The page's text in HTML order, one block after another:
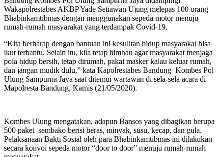
Wakapolrestabes AKBP Yade Setiawan Ujung melepas 100 orang
Bhabinkamtibmas dengan menggunakan sepeda motor menuju
rumah-rumah masyarakat yang terdampak Covid-19.
“Kita berharap dengan bantuan ini kesulitan hidup masyarakat bisa
ikut terbantu. Selain itu, kita tetap himbau agar masyarakat menjaga
pola hidup bersih, tetap dirumah, pakai masker kalau keluar rumah,
dan jangan mudik dulu,” kata Kapolrestabes Bandung Kombes Pol
Ulung Sampurna Jaya saat ditemui wartawan di sela-sela acara di
Mapolresta Bandung, Kamis (21/05/2020).
Kombes Ulung mengatakan, adapun Bansos yang dibagikan berupa
500 paket sembako berisi beras, minyak, susu, kecap, dan gula.
Pelaksanaan Bakti Sosial oleh para Bhabinkamtibmas ini dilakukan
secara konvoi sepeda motor “door to door” menuju rumah-rumah